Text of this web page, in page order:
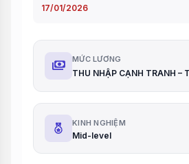
17/01/2026
payments MỨC LƯƠNG
THU NHẬP CẠNH TRANH –
KINH NGHIỆM
Mid-level